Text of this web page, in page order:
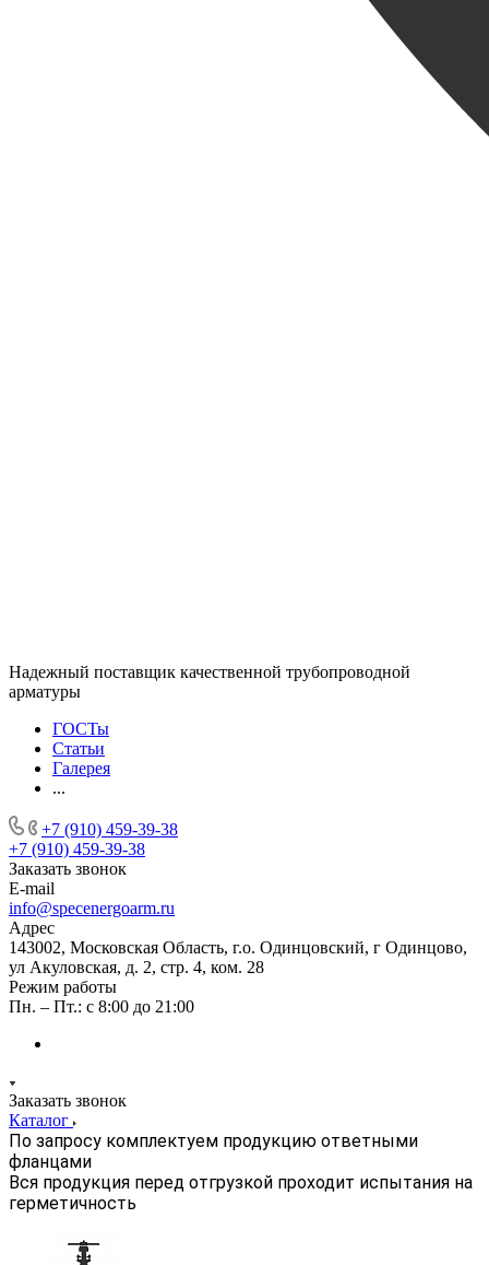
Надежный поставщик качественной трубопроводной
арматуры
ГОСТы
Статьи
Галерея
...
+7 (910) 459-39-38
+7 (910) 459-39-38
Заказать звонок
E-mail
info@specenergoarm.ru
Адрес
143002, Московская Область, г.о. Одинцовский, г Одинцово,
ул Акуловская, д. 2, стр. 4, ком. 28
Режим работы
Пн. – Пт.: с 8:00 до 21:00
Заказать звонок
Каталог
По запросу комплектуем продукцию ответными
фланцами
Вся продукция перед отгрузкой проходит испытания на
герметичность